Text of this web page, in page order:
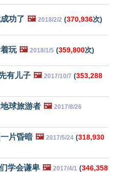
功了 🖼️ 2018/2/2 (370,936次)
玩 🖼️ 2018/1/5 (359,800次)
有儿子 🖼️ 2017/10/7 (353,288
球旅游者 🖼️ 2017/8/26
片昏暗 🖼️ 2017/5/24 (318,930
学会谦卑 🖼️ 2017/4/1 (346,358